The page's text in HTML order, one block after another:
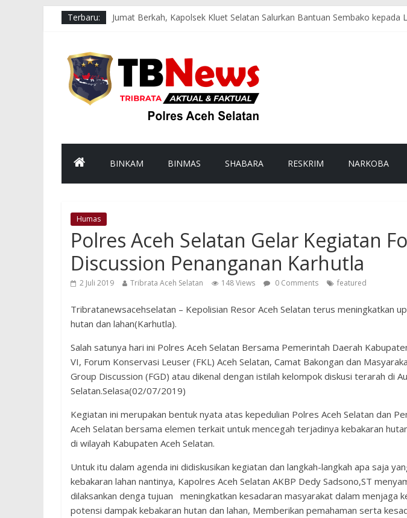
Terbaru:
Jumat Berkah, Kapolsek Kluet Selatan Salurkan Bantuan Sembako kepada
Strong Point Pagi di Depan Sekolah, Polsek Samadua Hadir Jaga
Hadir di Tengah Masyarakat, Patroli Malam Polsek Tapaktuan Perkuat
BINKAM BINMAS SHABARA RESKRIM NARKOBA
Humas
Polres Aceh Selatan Gelar Kegiatan
Discussion Penanganan Karhutla
2 Juli 2019 Tribrata Aceh Selatan 148 Views 0 Comments featured
Tribratanewsacehselatan – Kepolisian Resor Aceh Selatan terus meningkatkan
hutan dan lahan(Karhutla).
Salah satunya hari ini Polres Aceh Selatan Bersama Pemerintah Daerah
VI, Forum Konservasi Leuser (FKL) Aceh Selatan, Camat Bakongan dan
Group Discussion (FGD) atau dikenal dengan istilah kelompok diskusi terarah di
Selatan.Selasa(02/07/2019)
Kegiatan ini merupakan bentuk nyata atas kepedulian Polres Aceh Selatan dan
Aceh Selatan bersama elemen terkait untuk mencegah terjadinya kebakaran
di wilayah Kabupaten Aceh Selatan.
Untuk itu dalam agenda ini didiskusikan kegiatan dan langkah-langkah apa saja
kebakaran lahan nantinya, Kapolres Aceh Selatan AKBP Dedy Sadsono,ST
dilaksankan denga tujuan meningkatkan kesadaran masyarakat dalam menjaga
potensi dampak kebakaran hutan dan lahan, Memberikan pemahaman serta